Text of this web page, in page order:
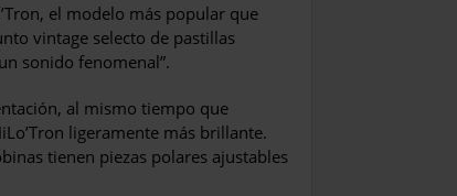
el modelo más popular que
vintage selecto de pastillas
sonido fenomenal”.
al mismo tiempo que
ligeramente más brillante.
tienen piezas polares ajustables